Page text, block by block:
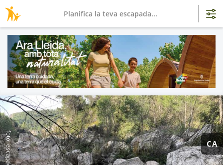
CA
Planifica la teva escapada...